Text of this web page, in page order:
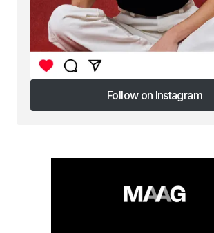
Follow on Instagram
Follow on Instagram